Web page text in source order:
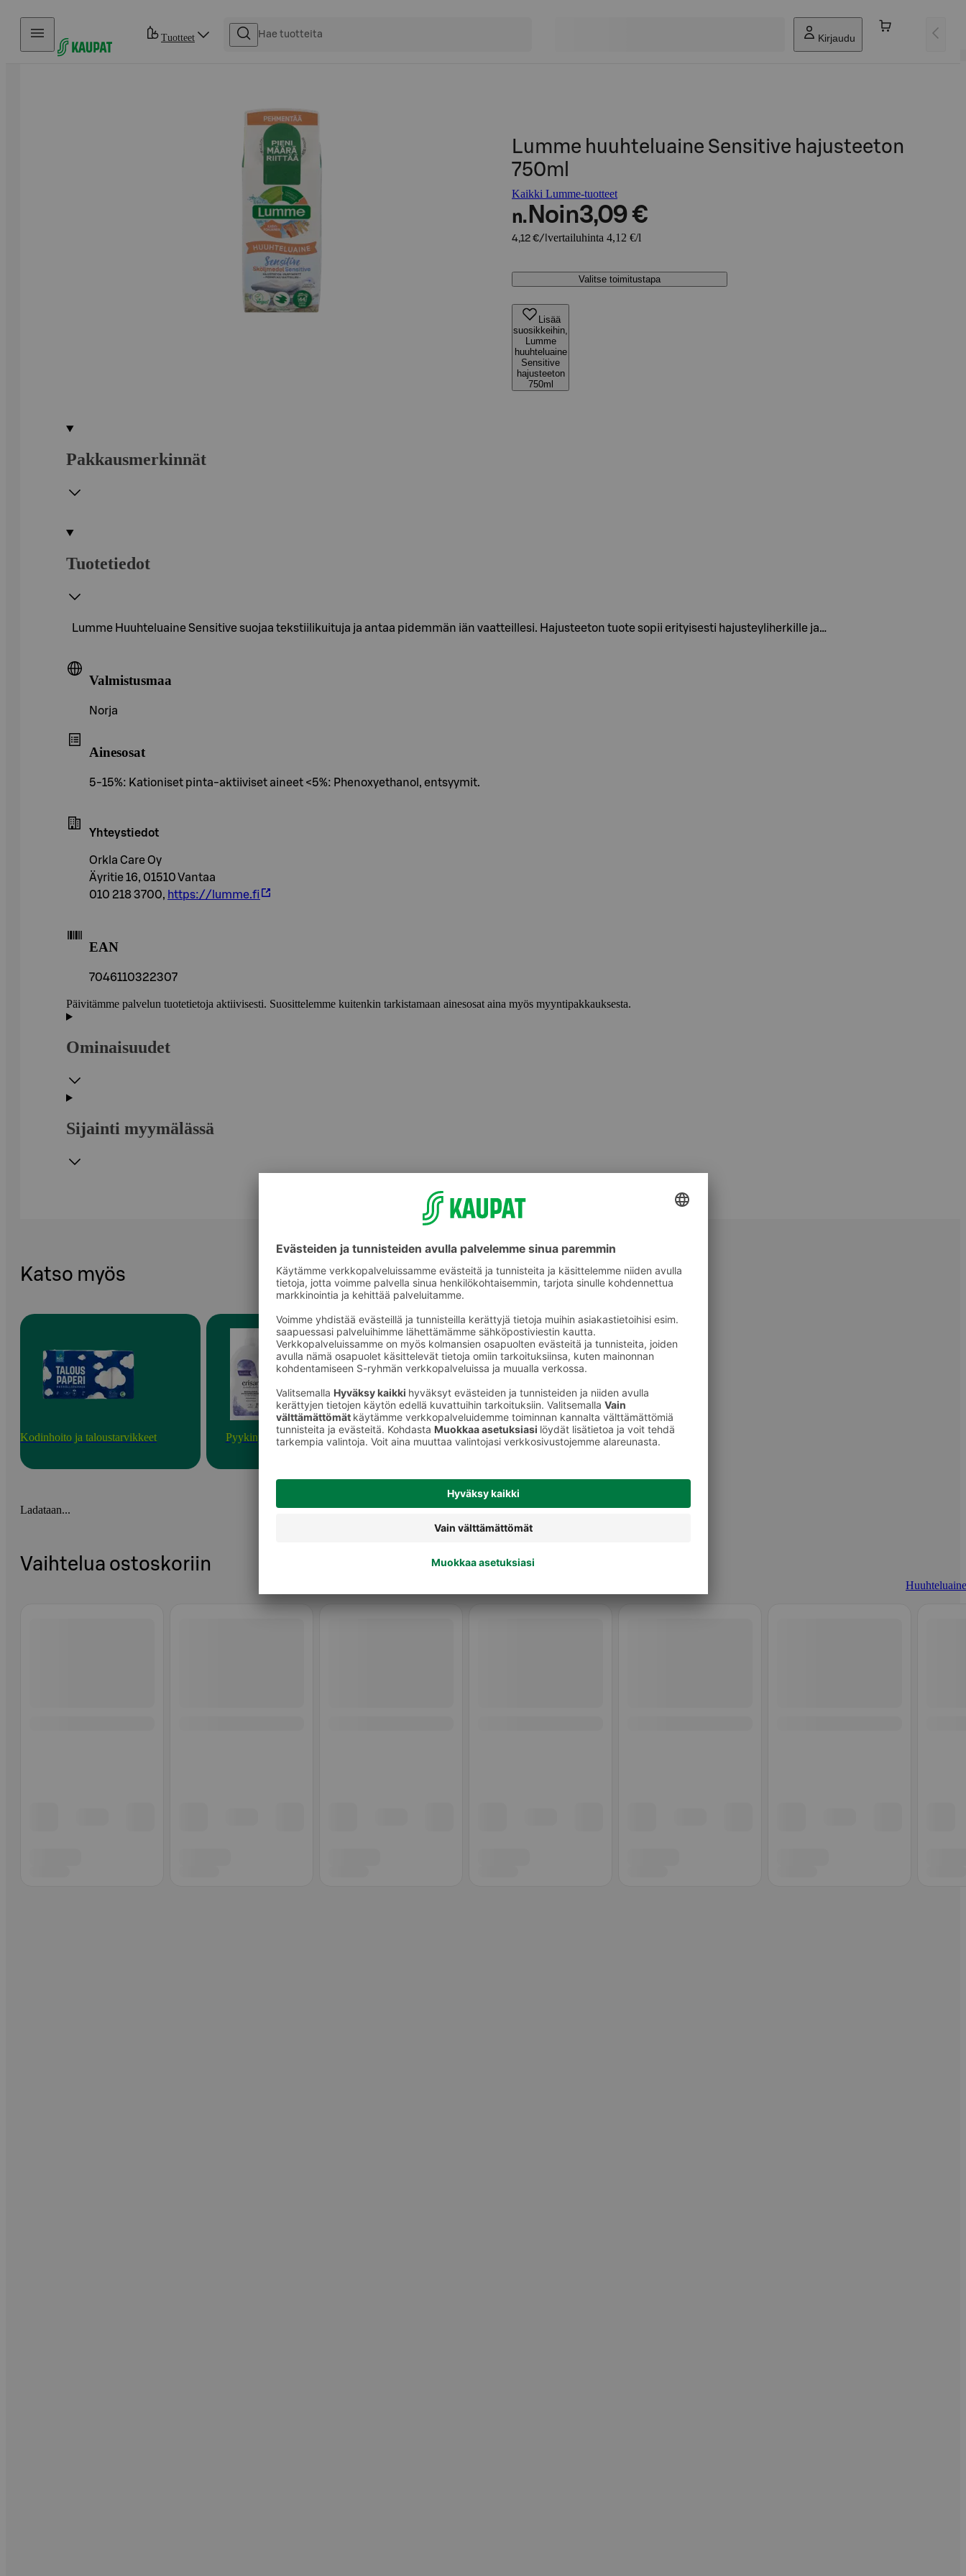
Hyppää sisältöön
Tuotteet Kirjaudu
Lumme huuhteluaine Sensitive hajusteeton
750ml
Kaikki Lumme-tuotteet
n. Noin3,09 €
4,12 €/l vertailuhinta 4,12 €/l
Valitse toimitustapa
Lisää
suosikkeihin,
Lumme
huuhteluaine
Sensitive
hajusteeton
750ml
Pakkausmerkinnät
Tuotetiedot
Lumme Huuhteluaine Sensitive suojaa tekstiilikuituja ja antaa pidemmän iän vaatteillesi. Hajusteeton tuote sopii erityisesti hajusteyliherkille ja…
Valmistusmaa
Norja
Ainesosat
5-15%: Kationiset pinta-aktiiviset aineet <5%: Phenoxyethanol, entsyymit.
Yhteystiedot
Orkla Care Oy
Äyritie 16, 01510 Vantaa
010 218 3700, https://lumme.fi
EAN
7046110322307
Päivitämme palvelun tuotetietoja aktiivisesti. Suosittelemme kuitenkin tarkistamaan ainesosat aina myös myyntipakkauksesta.
Ominaisuudet
Sijainti myymälässä
Katso myös
Kodinhoito ja taloustarvikkeet Pyykinpesu Huuhteluaineet
Ladataan...
Vaihtelua ostoskoriin